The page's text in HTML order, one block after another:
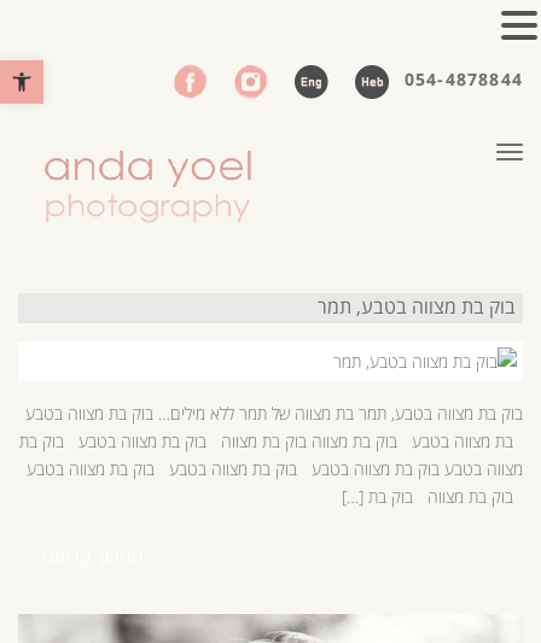
פתח סרגל 054-4878844
תפריט
בוק בת מצווה בטבע, תמר
בוק בת מצווה בטבע, תמר בת מצווה של תמר ללא מילים… בוק בת מצווה בטבע
בת מצווה בטבע בוק בת מצווה בוק בת מצווה בוק בת מצווה בטבע בוק בת
מצווה בטבע בוק בת מצווה בטבע בוק בת מצווה בטבע בוק בת מצווה בטבע
בוק בת מצווה בוק בת […]